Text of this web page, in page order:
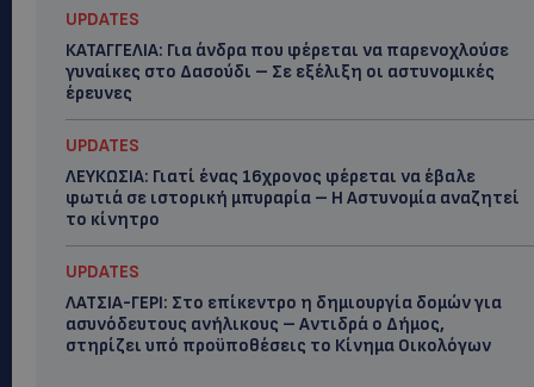
UPDATES
ΚΑΤΑΓΓΕΛΙΑ: Για άνδρα που φέρεται να παρενοχλούσε
γυναίκες στο Δασούδι – Σε εξέλιξη οι αστυνομικές
έρευνες
UPDATES
ΛΕΥΚΩΣΙΑ: Γιατί ένας 16χρονος φέρεται να έβαλε
φωτιά σε ιστορική μπυραρία – Η Αστυνομία αναζητεί
το κίνητρο
UPDATES
ΛΑΤΣΙΑ-ΓΕΡΙ: Στο επίκεντρο η δημιουργία δομών για
ασυνόδευτους ανήλικους – Αντιδρά ο Δήμος,
στηρίζει υπό προϋποθέσεις το Κίνημα Οικολόγων